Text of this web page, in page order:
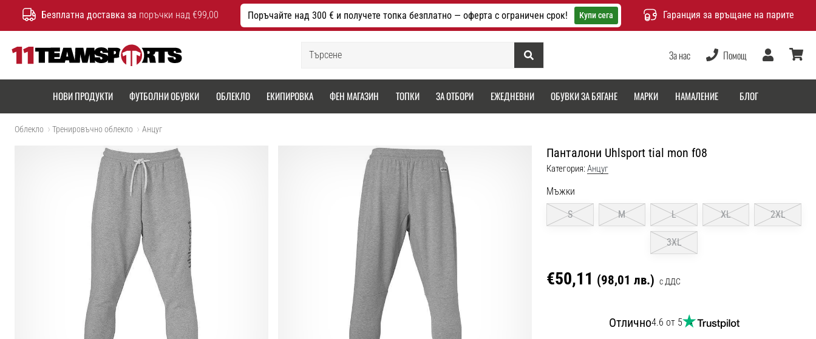
Безплатна доставка за поръчки над €99,00 Поръчайте над 300 € и получете топка безплатно — оферта с ограничен срок! Купи сега Гаранция за връщане на парите
Търсене
За нас Помощ
Потребител
НОВИ ПРОДУКТИ ФУТБОЛНИ ОБУВКИ ОБЛЕКЛО ЕКИПИРОВКА ФЕН МАГАЗИН ТОПКИ ЗА ОТБОРИ ЕЖЕДНЕВНИ ОБУВКИ ЗА БЯГАНЕ МАРКИ НАМАЛЕНИЕ БЛОГ
Облекло Тренировъчно облекло Aнцуг
Панталони Uhlsport tial mon f08
Категория:Aнцуг
Мъжки
S
M L XL 2XL
3XL
€50,11 (98,01 лв.) с ДДС
Отлично4.6 от 5